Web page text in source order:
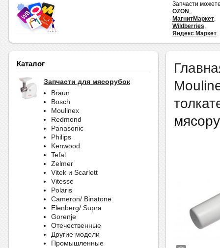
Запчасти
OZON ,
МагнитМаркет,
Wildberries,
Яндекс Маркет
Каталог
Запчасти для мясорубок
Braun
Bosch
Moulinex
Redmond
Panasonic
Philips
Kenwood
Tefal
Zelmer
Vitek и Scarlett
Vitesse
Polaris
Cameron/ Binatone
Elenberg/ Supra
Gorenje
Отечественные
Другие модели
Промышленные